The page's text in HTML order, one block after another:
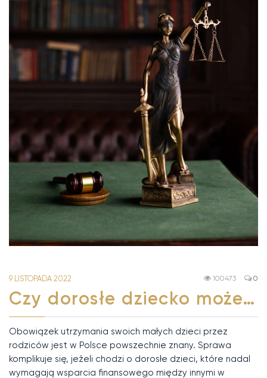
9 LISTOPADA 2022 0
100473
Czy dorosłe dziecko może…
Obowiązek utrzymania swoich małych dzieci przez
rodziców jest w Polsce powszechnie znany. Sprawa
komplikuje się, jeżeli chodzi o dorosłe dzieci, które nadal
wymagają wsparcia finansowego między innymi w